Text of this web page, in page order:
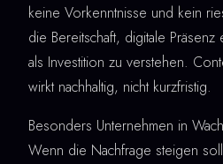
keine Vorkenntnisse und kein
die Bereitschaft, digitale
als Investition zu verstehen.
wirkt nachhaltig, nicht kurzfristig.
Besonders Unternehmen in
Wenn die Nachfrage steigen